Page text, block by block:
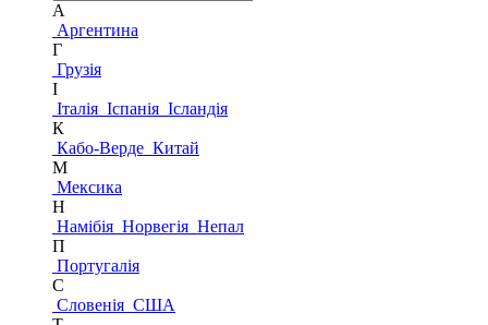
А
Аргентина
Г
Грузія
І
Італія Іспанія Ісландія
К
Кабо-Верде Китай
М
Мексика
Н
Намібія Норвегія Непал
П
Португалія
С
Словенія США